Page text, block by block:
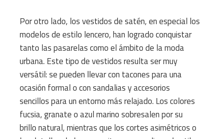
Por otro lado, los vestidos de satén, en especial los
modelos de estilo lencero, han logrado conquistar
tanto las pasarelas como el ámbito de la moda
urbana. Este tipo de vestidos resulta ser muy
versátil: se pueden llevar con tacones para una
ocasión formal o con sandalias y accesorios
sencillos para un entorno más relajado. Los colores
fucsia, granate o azul marino sobresalen por su
brillo natural, mientras que los cortes asimétricos o